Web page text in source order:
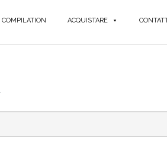
COMPILATION ACQUISTARE